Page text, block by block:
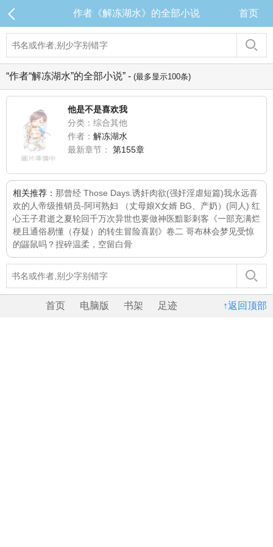
作者《解冻湖水》的全部小说 首页
“作者“解冻湖水”的全部小说” - (最多显示100条)
他是不是喜欢我
分类：综合其他
作者： 解冻湖水
最新章节：
第155章
相关推荐： 那曾经 Those Days. 诱奸肉欲(强奸淫虐短篇)我永远喜
欢的人帝级推销员-阿珂熟妇 （丈母娘X女婿 BG、产奶） (同人) 红
心王子君逝之夏轮回千万次异世也要做神医黯影刺客 《一部充满烂
梗且通俗易懂（存疑）的转生冒险喜剧》卷二 哥布林会梦见受惊
的鼹鼠吗？捏碎温柔，空留白骨
↑返回顶部
首页 电脑版 书架 足迹